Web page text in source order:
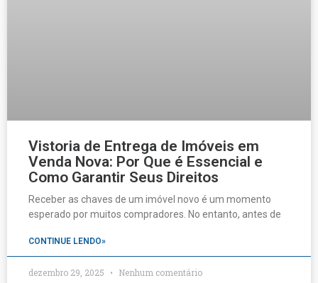
Vistoria de Entrega de Imóveis em
Venda Nova: Por Que é Essencial e
Como Garantir Seus Direitos
Receber as chaves de um imóvel novo é um momento
esperado por muitos compradores. No entanto, antes de
CONTINUE LENDO»
dezembro 29, 2025 Nenhum comentário